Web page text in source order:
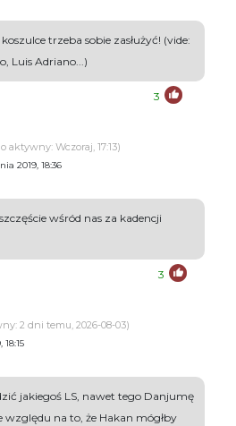
trzeba sobie zasłużyć! (vide:
Luis Adriano...)
3
aktywny: Wczoraj, 17:13)
2019, 18:36
wśród nas za kadencji
3
2 dni temu, 2026-08-03)
jakiegoś LS, nawet tego Danjumę
względu na to, że Hakan mógłby